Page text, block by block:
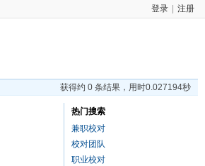
登录 注册
获得约 0 条结果，用时0.027194秒
热门搜索
兼职校对
校对团队
职业校对